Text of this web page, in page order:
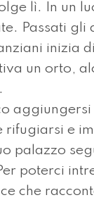
lì. In un
Passati
inizia
un orto,
rifugiarsi e
palazzo
poterci
che